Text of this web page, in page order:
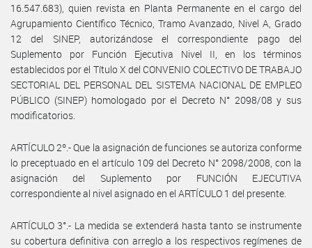
16.547.683), quien revista en Planta Permanente en el cargo del
Agrupamiento Científico Técnico, Tramo Avanzado, Nivel A, Grado
12 del SINEP, autorizándose el correspondiente pago del
Suplemento por Función Ejecutiva Nivel II, en los términos
establecidos por el Título X del CONVENIO COLECTIVO DE TRABAJO
SECTORIAL DEL PERSONAL DEL SISTEMA NACIONAL DE EMPLEO
PÚBLICO (SINEP) homologado por el Decreto N° 2098/08 y sus
modificatorios.
ARTÍCULO 2º.- Que la asignación de funciones se autoriza conforme
lo preceptuado en el artículo 109 del Decreto N° 2098/2008, con la
asignación del Suplemento por FUNCIÓN EJECUTIVA
correspondiente al nivel asignado en el ARTÍCULO 1 del presente.
ARTÍCULO 3°.- La medida se extenderá hasta tanto se instrumente
su cobertura definitiva con arreglo a los respectivos regímenes de